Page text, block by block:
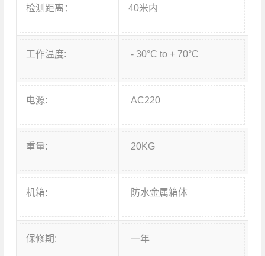
检测距离： 40米内
工作温度: - 30°C to + 70°C
电源: AC220
重量: 20KG
机箱: 防水金属箱体
保修期: 一年